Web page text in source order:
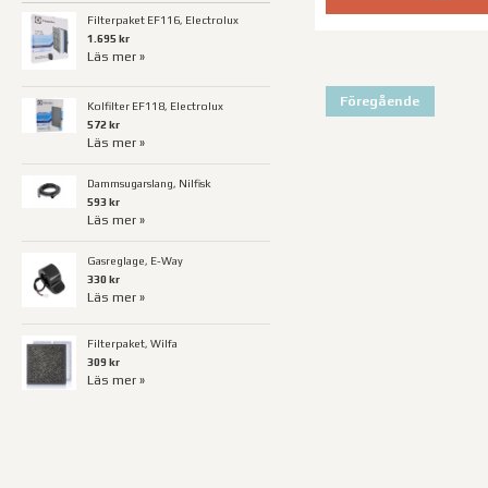
Föregående
Filterpaket EF116, Electrolux
1.695 kr
Läs mer »
Kolfilter EF118, Electrolux
572 kr
Läs mer »
Dammsugarslang, Nilfisk
593 kr
Läs mer »
Gasreglage, E-Way
330 kr
Läs mer »
Filterpaket, Wilfa
309 kr
Läs mer »